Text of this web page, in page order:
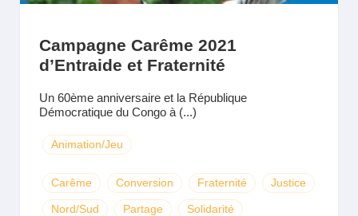
Campagne Carême 2021
d’Entraide et Fraternité
Un 60ème anniversaire et la République
Démocratique du Congo à (...)
Animation/Jeu
Carême Conversion Fraternité Justice
Nord/Sud Partage Solidarité